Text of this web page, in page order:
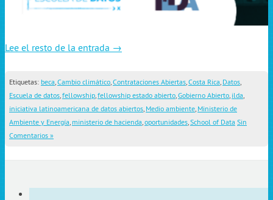
Lee el resto de la entrada →
Etiquetas: beca,Cambio climático,Contrataciones Abiertas,Costa Rica, Datos,
Escuela de datos,fellowship,fellowship estado abierto,Gobierno Abierto, ilda,
iniciativa latinoamericana de datos abiertos, Medio ambiente, Ministerio de
Ambiente y Energía, ministerio de hacienda,oportunidades,School of Data Sin
Comentarios »